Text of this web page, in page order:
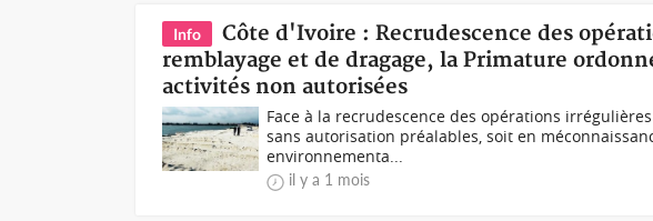
Info
Côte d'Ivoire : Recrudescence des
remblayage et de dragage, la Primature
activités non autorisées
Face à la recrudescence des opérations
sans autorisation préalables, soit en
environnementa...
il y a 1 mois